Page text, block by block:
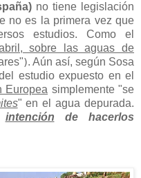
no tiene legislación
no es la primera vez que
estudios. Como el
sobre las aguas de
). Aún así, según Sosa
estudio expuesto en el
Europea simplemente "se
" en el agua depurada.
intención de hacerlos